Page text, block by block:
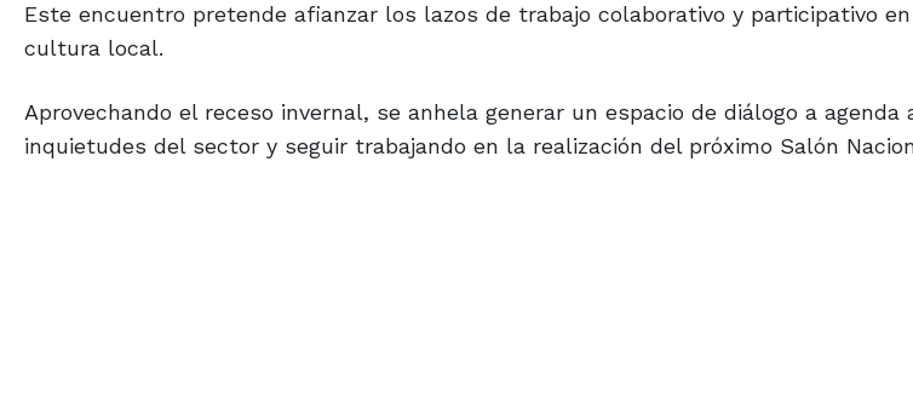
Este encuentro pretende afianzar los lazos de trabajo colaborativo y participativo
cultura local.
Aprovechando el receso invernal, se anhela generar un espacio de diálogo a agenda
inquietudes del sector y seguir trabajando en la realización del próximo Salón